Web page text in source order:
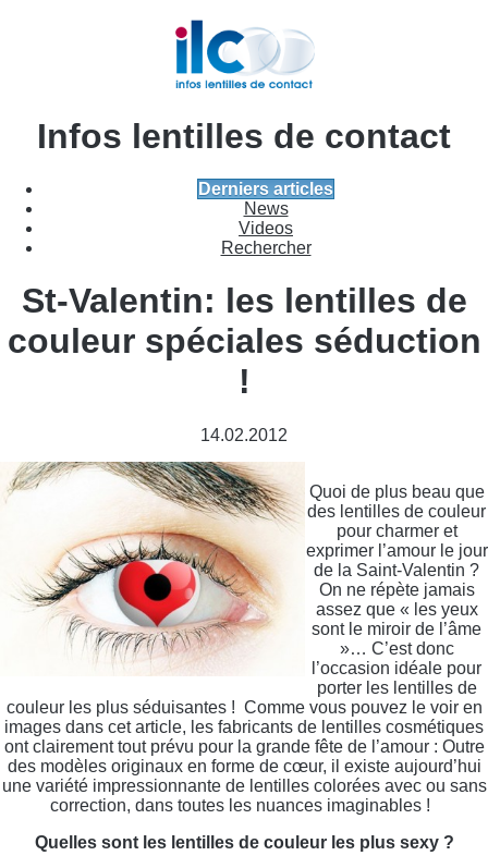
Infos lentilles de contact
Derniers articles
News
Videos
Rechercher
St-Valentin: les lentilles de
couleur spéciales séduction
!
14.02.2012
Quoi de plus beau que
des lentilles de couleur
pour charmer et
exprimer l’amour le jour
de la Saint-Valentin ?
On ne répète jamais
assez que « les yeux
sont le miroir de l’âme
»… C’est donc
l’occasion idéale pour
porter les lentilles de
couleur les plus séduisantes ! Comme vous pouvez le voir en
images dans cet article, les fabricants de lentilles cosmétiques
ont clairement tout prévu pour la grande fête de l’amour : Outre
des modèles originaux en forme de cœur, il existe aujourd’hui
une variété impressionnante de lentilles colorées avec ou sans
correction, dans toutes les nuances imaginables !
Quelles sont les lentilles de couleur les plus sexy ?